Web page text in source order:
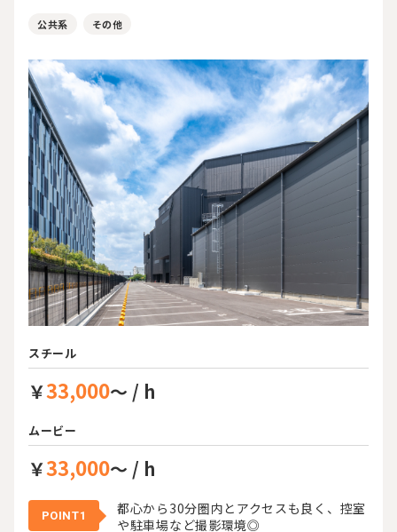
公共系 その他
スチール
￥33,000～ / h
ムービー
￥33,000～ / h
POINT1
都心から30分圏内とアクセスも良く、控室
や駐車場など撮影環境◎